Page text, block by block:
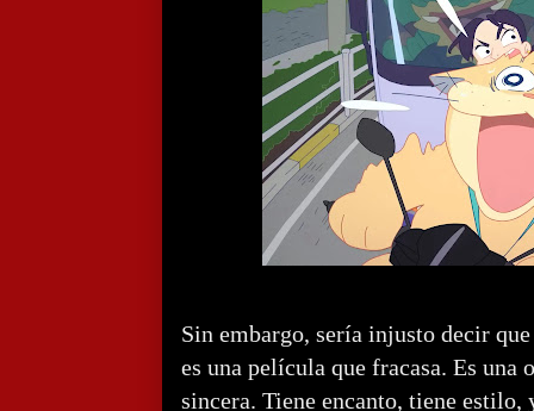
Sin embargo, sería injusto decir
es una película que fracasa. Es una
sincera. Tiene encanto, tiene estilo,